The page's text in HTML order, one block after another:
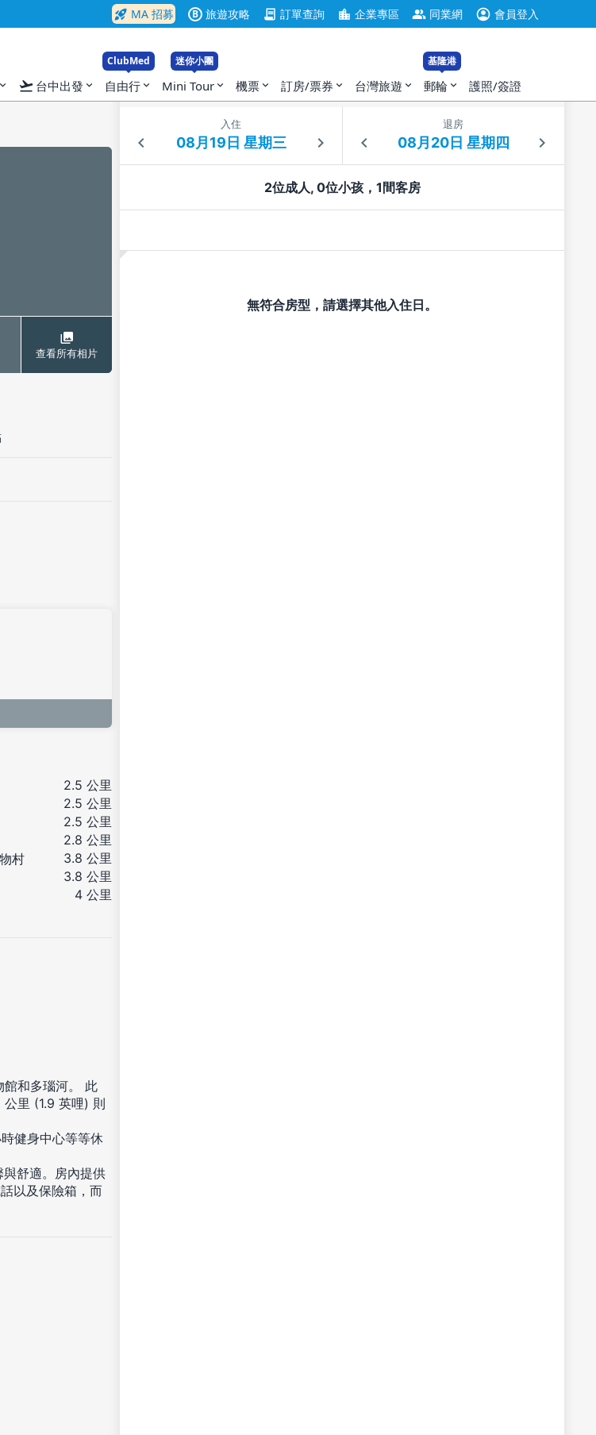
rocket_launch MA 招募 B 旅遊攻略 contract 訂單查詢 location_city 企業專區 group 同業網 account_circle 會員登入
expand_more flight_takeoff 台中出發 expand_more
ClubMed
自由行 expand_more
迷你小團
Mini Tour expand_more 機票 expand_more 訂房/票券 expand_more 台灣旅遊 expand_more
基隆港
郵輪 expand_more 護照/簽證
查看所有相片
入住 退房
2位成人, 0位小孩，1間客房
無符合房型，請選擇其他入住日。
2.5 公里
2.5 公里
2.5 公里
2.8 公里
村
3.8 公里
3.8 公里
4 公里
和多瑙河。 此
里 (1.9 英哩) 則
健身中心等等休
舒適。房內提供
以及保險箱，而